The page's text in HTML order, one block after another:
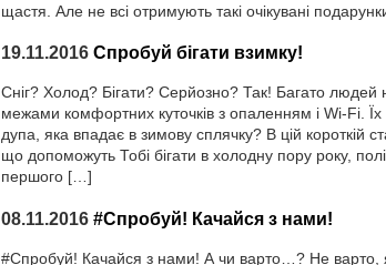
щастя. Але не всі отримують такі очікувані
19.11.2016 Спробуй бігати взимку!
Сніг? Холод? Бігати? Серйозно? Так! Багато людей
межами комфортних куточків з опаленням і Wi-Fi.
дупа, яка впадає в зимову сплячку? В цій короткій
що допоможуть Тобі бігати в холодну пору року,
першого […]
08.11.2016 #Спробуй! Качайся з нами!
#Спробуй! Качайся з нами! А чи варто…? Не варто,